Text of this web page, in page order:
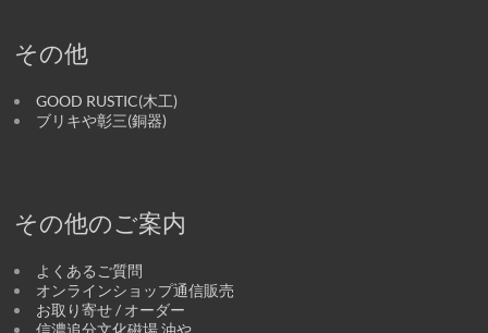
その他
GOOD RUSTIC(木工)
ブリキや彰三(銅器)
その他のご案内
よくあるご質問
オンラインショップ通信販売
お取り寄せ / オーダー
信濃追分文化磁場 油や